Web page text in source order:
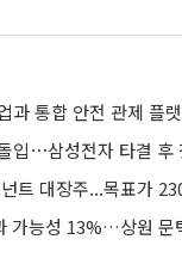
과 통합 안전 관제 플
입⋯삼성전자 타결 후
트 대장주...목표가
가능성 13%…상원 문